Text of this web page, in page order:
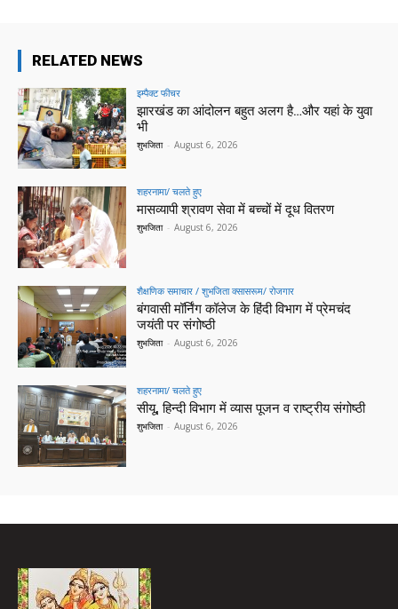
RELATED NEWS
इम्पैक्ट फीचर
झारखंड का आंदोलन बहुत अलग है…और यहां के युवा
भी
शुभजिता - August 6, 2026
शहरनामा/ चलते हुए
मासव्यापी श्रावण सेवा में बच्चों में दूध वितरण
शुभजिता - August 6, 2026
शैक्षणिक समाचार / शुभजिता क्सासरूम/ रोजगार
बंगवासी मॉर्निंग कॉलेज के हिंदी विभाग में प्रेमचंद
जयंती पर संगोष्ठी
शुभजिता - August 6, 2026
शहरनामा/ चलते हुए
सीयू, हिन्दी विभाग में व्यास पूजन व राष्ट्रीय संगोष्ठी
शुभजिता - August 6, 2026